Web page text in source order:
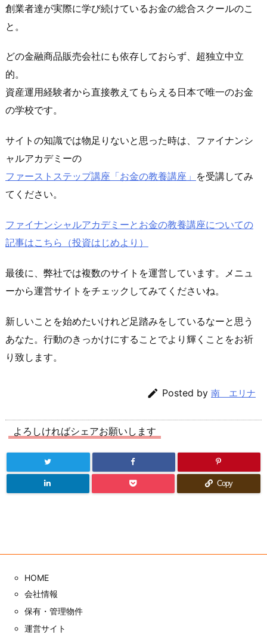
創業者達が実際に学び続けているお金の総合スクールのこ
と。
どの金融商品販売会社にも依存しておらず、超独立中立
的。
資産運用経験者から直接教えてもらえる日本で唯一のお金
の学校です。
サイトの知識では物足りないと思った時は、ファイナンシ
ャルアカデミーの
ファーストステップ講座「お金の教養講座」 を受講してみ
てください。
ファイナンシャルアカデミーとお金の教養講座についての
記事はこちら（投資はじめより）
最後に、弊社では複数のサイトを運営しています。メニュ
ーから運営サイトをチェックしてみてくださいね。
新しいことを始めたいけれど足踏みをしているなーと思う
あなた。行動のきっかけにすることでより輝くことをお祈
り致します。
 Posted by 南 エリナ
よろしければシェアお願いします
Copy
HOME
会社情報
保有・管理物件
運営サイト